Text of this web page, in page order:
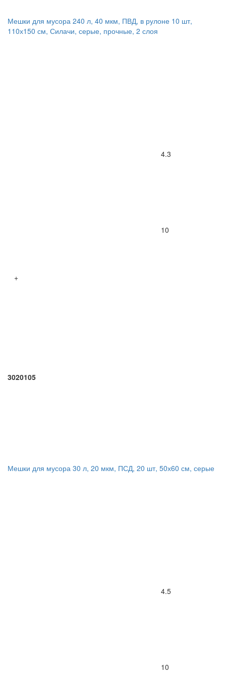
Мешки для мусора 240 л, 40 мкм, ПВД, в рулоне 10 шт,
110х150 см, Силачи, серые, прочные, 2 слоя
4.3
10
+
3020105
Мешки для мусора 30 л, 20 мкм, ПСД, 20 шт, 50х60 см, серые
4.5
10